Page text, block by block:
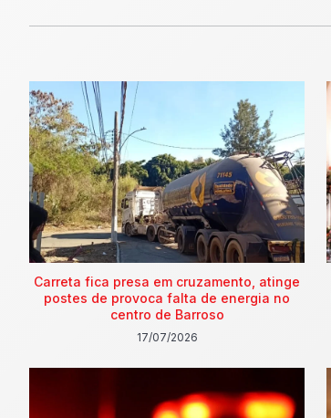
Carreta fica presa em cruzamento, atinge
postes de provoca falta de energia no
centro de Barroso
17/07/2026